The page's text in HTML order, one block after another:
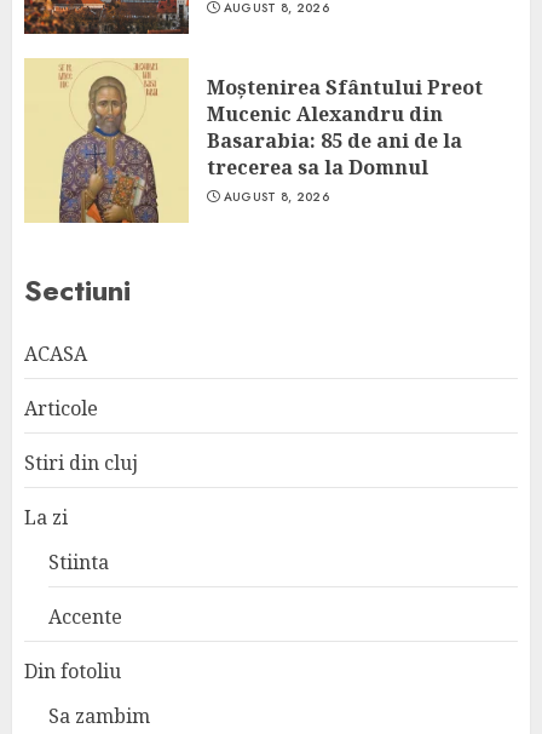
AUGUST 8, 2026
Moștenirea Sfântului Preot
Mucenic Alexandru din
Basarabia: 85 de ani de la
trecerea sa la Domnul
AUGUST 8, 2026
Sectiuni
ACASA
Articole
Stiri din cluj
La zi
Stiinta
Accente
Din fotoliu
Sa zambim